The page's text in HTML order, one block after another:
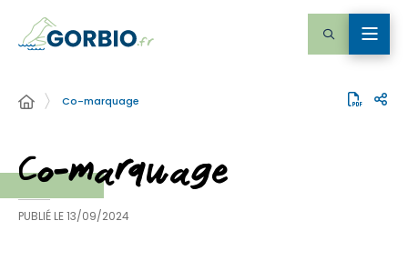
Co-marquage
Co-marquage
PUBLIÉ LE13/09/2024